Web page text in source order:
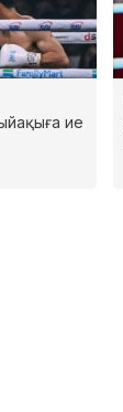
ие